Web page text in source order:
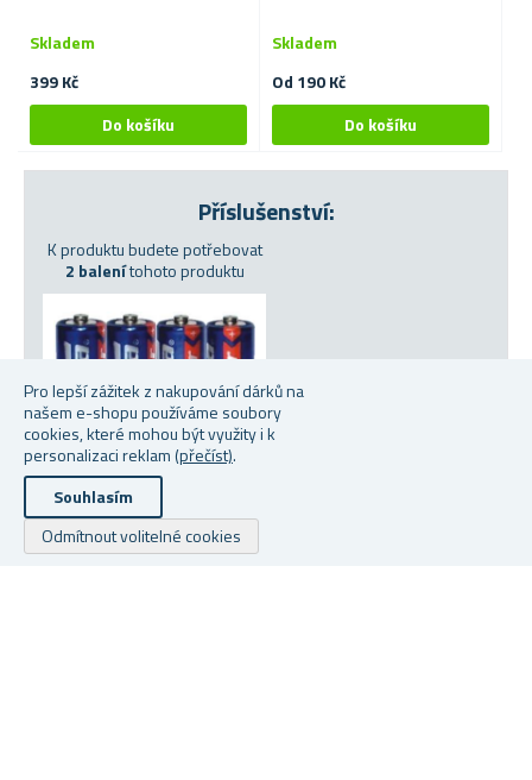
Pro lepší zážitek z nakupování dárků na
našem e-shopu používáme soubory
cookies, které mohou být využity i k
personalizaci reklam (přečíst).
Souhlasím
Odmítnout volitelné cookies
399 Kč
Skladem
Od 190 Kč
Skladem
Příslušenství:
K produktu budete potřebovat
2 balenítohoto produktu
TUŽKOVÁ BATERIE AA 4KS